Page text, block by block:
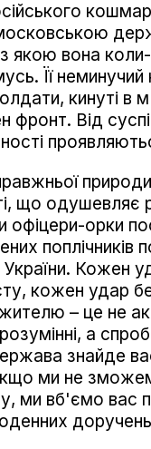
якою вона
Її неминучий
кинуті в
фронт. Від
природи
що одушевляє
офіцери-орки
поплічників
України. Кожен
кожен удар
– це не
а
знайде
ми не
ми вб'ємо вас